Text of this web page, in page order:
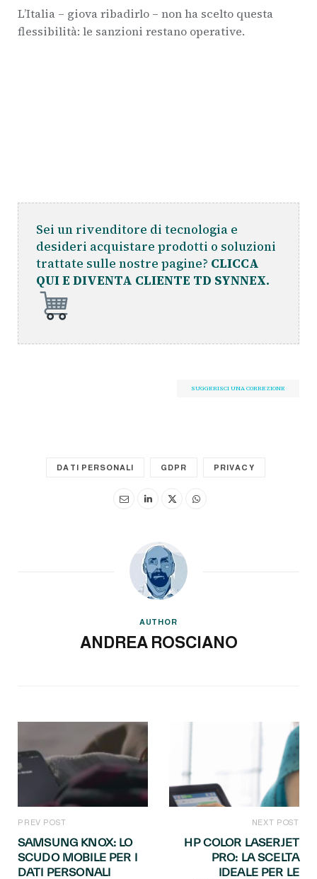
L’Italia – giova ribadirlo – non ha scelto questa
flessibilità: le sanzioni restano operative.
Sei un rivenditore di tecnologia e
desideri acquistare prodotti o soluzioni
trattate sulle nostre pagine? CLICCA
QUI E DIVENTA CLIENTE TD SYNNEX.
SUGGERISCI UNA CORREZIONE
DATI PERSONALI GDPR PRIVACY
AUTHOR
ANDREA ROSCIANO
PREV POST
SAMSUNG KNOX: LO
SCUDO MOBILE PER I
DATI PERSONALI
NEXT POST
HP COLOR LASERJET
PRO: LA SCELTA
IDEALE PER LE